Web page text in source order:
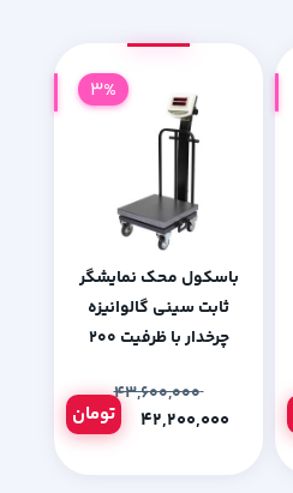
باسکول محک نمایشگر
ثابت سینی گالوانیزه
چرخدار با ظرفیت 200
۴۳,۶۰۰,۰۰۰
تومان
3%